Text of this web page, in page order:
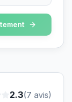
2.3(7 avis)